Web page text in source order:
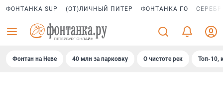
ФОНТАНКА SUP (ОТ)ЛИЧНЫЙ ПИТЕР ФОНТАНКА ГО
Фонтан на Неве 40 млн за парковку О чистоте рек Топ-10,